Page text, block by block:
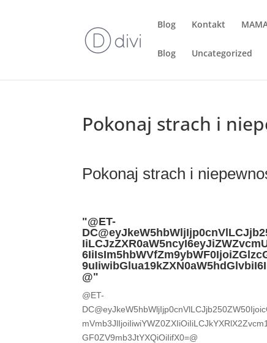
Blog Kontakt
Blog Uncategorized
Pokonaj strach i
Pokonaj strach i
"@ET-
@"
@ET-
GF0ZV9mb3JtYXQiOiIifX0=@